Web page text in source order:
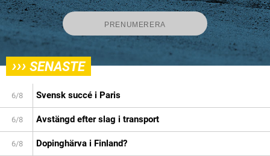
››› SENASTE
6/8 Svensk succé i Paris
6/8 Avstängd efter slag i transport
6/8 Dopinghärva i Finland?